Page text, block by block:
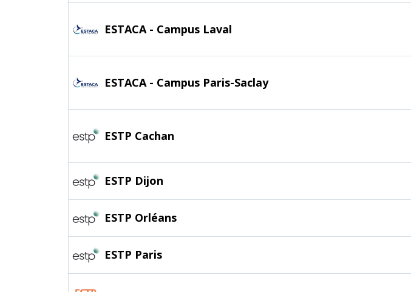
ESTACA - Campus Laval
ESTACA - Campus Paris-Saclay
ESTP Cachan
ESTP Dijon
ESTP Orléans
ESTP Paris